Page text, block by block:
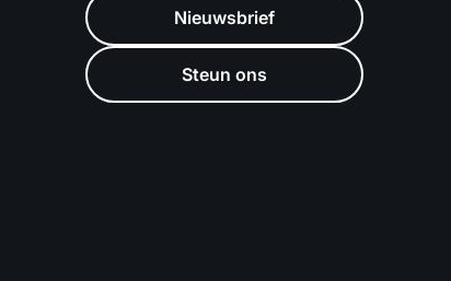
Nieuwsbrief
Steun ons